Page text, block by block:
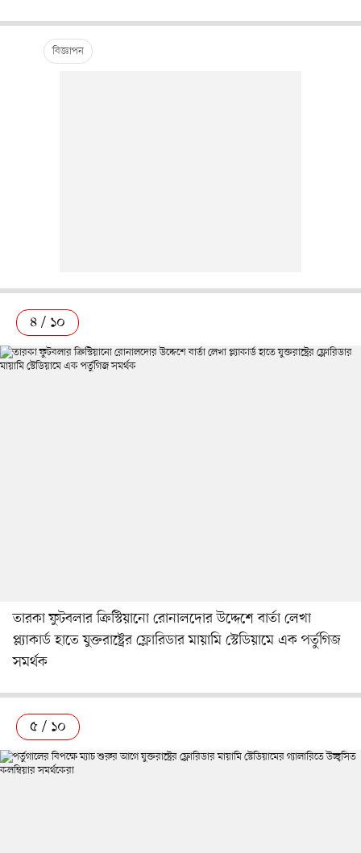
৪ / ১০
তারকা ফুটবলার ক্রিস্টিয়ানো রোনালদোর উদ্দেশে বার্তা লেখা
প্ল্যাকার্ড হাতে যুক্তরাষ্ট্রের ফ্লোরিডার মায়ামি স্টেডিয়ামে এক পর্তুগিজ
সমর্থক
৫ / ১০